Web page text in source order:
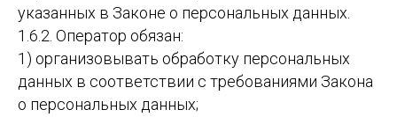
указанных в Законе о персональных данных.
1.6.2. Оператор обязан:
1) организовывать обработку персональных
данных в соответствии с требованиями Закона
о персональных данных;